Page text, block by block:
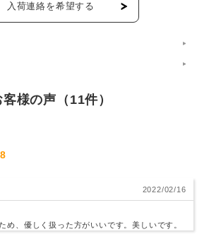
木のかご。布やペーパーナプキンと組み
。
入荷連絡を希望する
客様の声（11件）
2022/02/16
め、優しく扱った方がいいです。美しいです。